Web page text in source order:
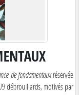
de fondamentauxréservée
débrouillards, motivés par